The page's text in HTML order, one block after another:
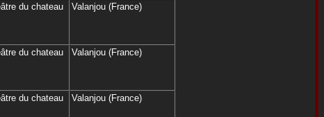
du chateau Valanjou (France)
du chateau Valanjou (France)
du chateau Valanjou (France)